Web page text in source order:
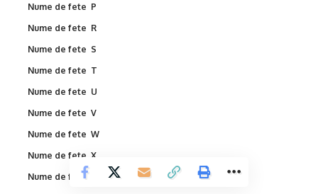
Nume de fete P
Nume de fete R
Nume de fete S
Nume de fete T
Nume de fete U
Nume de fete V
Nume de fete W
Nume de fete X
Nume de fete Y